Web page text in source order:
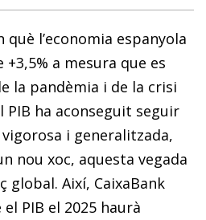
què l’economia espanyola
a mesura que es
la pandèmia i de la crisi
PIB ha aconseguit seguir
i generalitzada,
nou xoc, aquesta vegada
global. Així, CaixaBank
PIB el 2025 haurà